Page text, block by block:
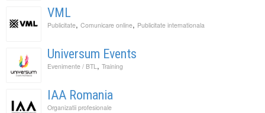
VML
Publicitate, Comunicare online, Publicitate internationala
Universum Events
Evenimente / BTL, Training
IAA Romania
Organizatii profesionale